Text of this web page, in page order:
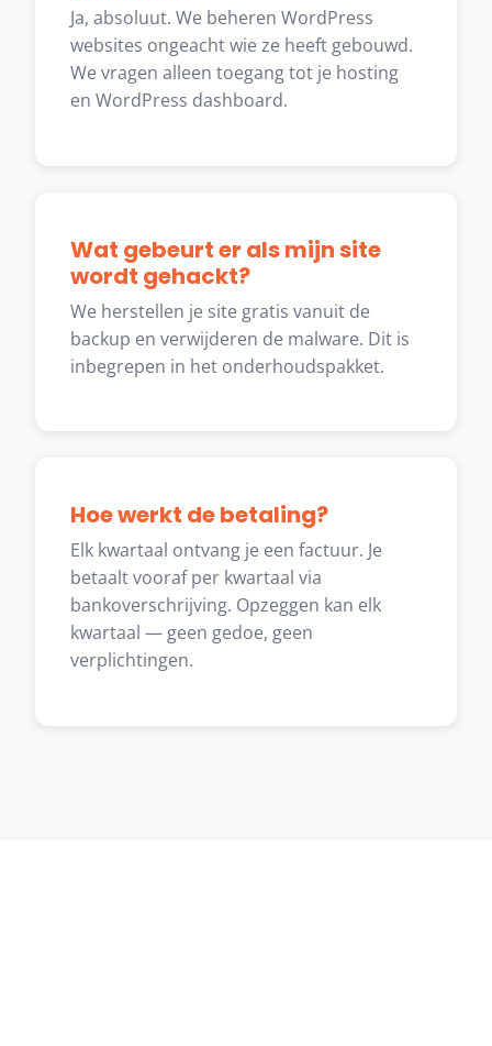
Ja, absoluut. We beheren WordPress
websites ongeacht wie ze heeft gebouwd.
We vragen alleen toegang tot je hosting
en WordPress dashboard.
Wat gebeurt er als mijn site
wordt gehackt?
We herstellen je site gratis vanuit de
backup en verwijderen de malware. Dit is
inbegrepen in het onderhoudspakket.
Hoe werkt de betaling?
Elk kwartaal ontvang je een factuur. Je
betaalt vooraf per kwartaal via
bankoverschrijving. Opzeggen kan elk
kwartaal — geen gedoe, geen
verplichtingen.